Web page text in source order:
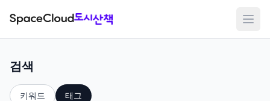
메뉴
검색
키워드 태그